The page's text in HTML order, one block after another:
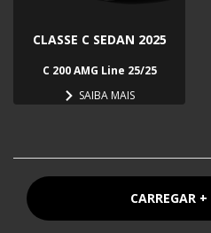
CLASSE C SEDAN 2025
C 200 AMG Line 25/25
SAIBA MAIS
CARREGAR